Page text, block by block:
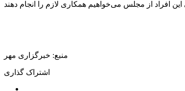
منبع: خبرگزاری مهر
اشتراک گذاری